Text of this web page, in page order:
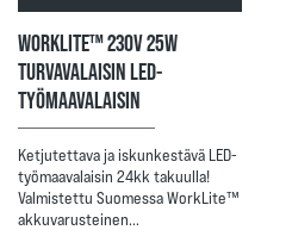
WORKLITE™ 230V 25W
TURVAVALAISIN LED-
TYÖMAAVALAISIN
Ketjutettava ja iskunkestävä LED-
työmaavalaisin 24kk takuulla!
Valmistettu Suomessa WorkLite™
akkuvarusteinen…